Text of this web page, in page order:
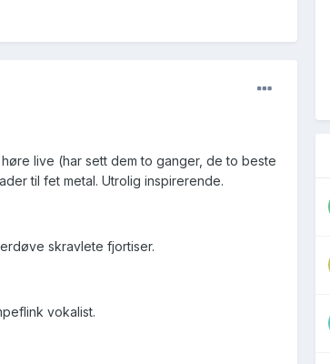
live (har sett dem to ganger, de to beste
til fet metal. Utrolig inspirerende.
skravlete fjortiser.
vokalist.